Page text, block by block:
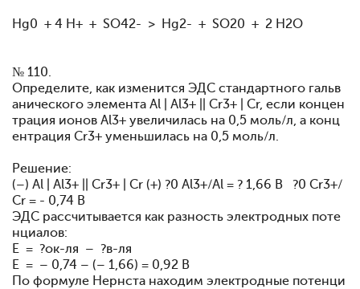
Hg0 + 4 H+ + SO42- > Hg2- + SO20 + 2 H2O
№ 110.
Определите, как изменится ЭДС стандартного гальв
анического элемента Al | Al3+ || Cr3+ | Cr, если концен
трация ионов Al3+ увеличилась на 0,5 моль/л, а конц
ентрация Cr3+ уменьшилась на 0,5 моль/л.
Решение:
(–) Al | Al3+ || Cr3+ | Cr (+) ?0 Al3+/Al = ? 1,66 В ?0 Cr3+/
Cr = - 0,74 В
ЭДС рассчитывается как разность электродных поте
нциалов:
E = ?ок-ля – ?в-ля
E = – 0,74 – (– 1,66) = 0,92 В
По формуле Нернста находим электродные потенци